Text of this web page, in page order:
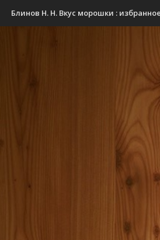
Блинов Н. Н. Вкус морошки :